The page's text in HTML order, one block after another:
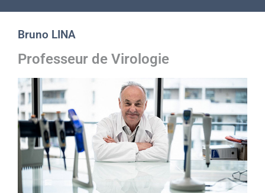
Bruno LINA
Professeur de Virologie